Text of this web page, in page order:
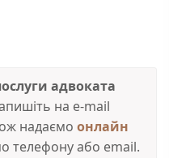
адвоката
на e-mail
надаємо онлайн
телефону або email.